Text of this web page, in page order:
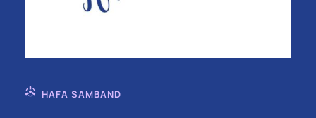
HAFA SAMBAND